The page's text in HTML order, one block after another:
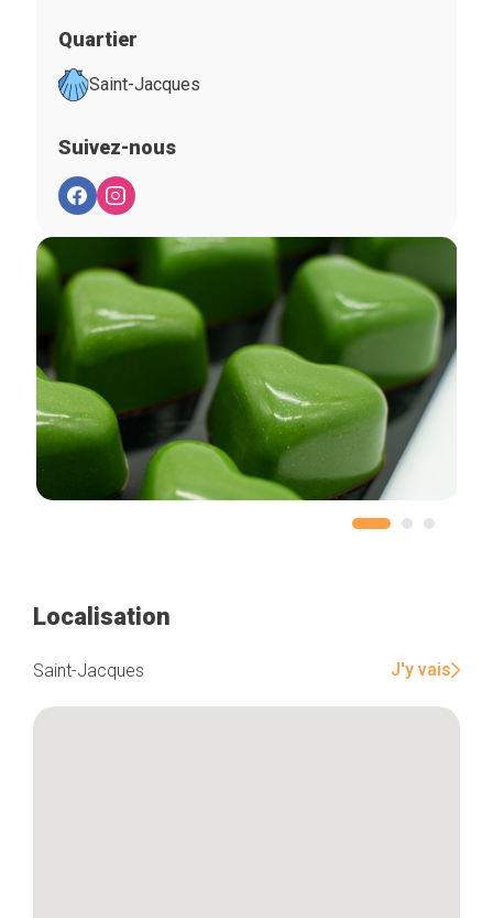
Bonnes adresses
Quartier
Saint-Jacques
Suivez-nous
Localisation
Saint-Jacques J'y vais